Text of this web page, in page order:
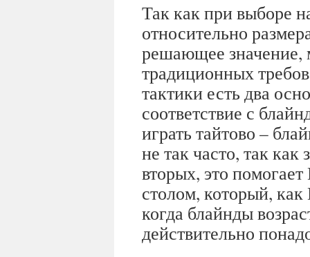
Так как при выборе
относительно
решающее значение,
традиционных
тактики есть два
соответствие с
играть тайтово –
не так часто, так как
вторых, это
столом, который,
когда блайнды
действительно